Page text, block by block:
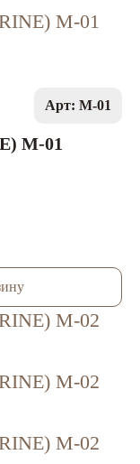
Арт: M-01
M-01